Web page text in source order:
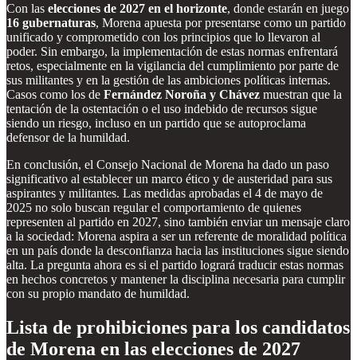
Con las elecciones de 2027 en el horizonte, donde estarán en juego
16 gubernaturas, Morena apuesta por presentarse como un partido
unificado y comprometido con los principios que lo llevaron al
poder. Sin embargo, la implementación de estas normas enfrentará
retos, especialmente en la vigilancia del cumplimiento por parte de
sus militantes y en la gestión de las ambiciones políticas internas.
Casos como los de Fernández Noroña y Chávez muestran que la
tentación de la ostentación o el uso indebido de recursos sigue
siendo un riesgo, incluso en un partido que se autoproclama
defensor de la humildad.
En conclusión, el Consejo Nacional de Morena ha dado un paso
significativo al establecer un marco ético y de austeridad para sus
aspirantes y militantes. Las medidas aprobadas el 4 de mayo de
2025 no solo buscan regular el comportamiento de quienes
representen al partido en 2027, sino también enviar un mensaje claro
a la sociedad: Morena aspira a ser un referente de moralidad política
en un país donde la desconfianza hacia las instituciones sigue siendo
alta. La pregunta ahora es si el partido logrará traducir estas normas
en hechos concretos y mantener la disciplina necesaria para cumplir
con su propio mandato de humildad.
Lista de prohibiciones para los candidatos
de Morena en las elecciones de 2027